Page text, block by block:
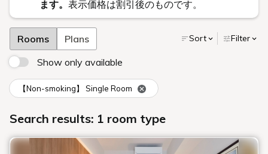
ます。 表示価格は割引後のものです。
Rooms Plans Sort Filter
Show only available
【Non-smoking】 Single Room
Search results: 1 room type